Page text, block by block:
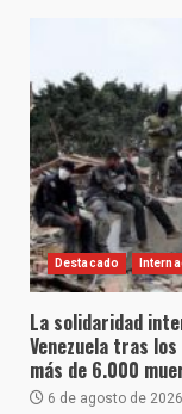
Destacado
La solidaridad
Venezuela tras
más de 6.000
6 de agosto de 2026